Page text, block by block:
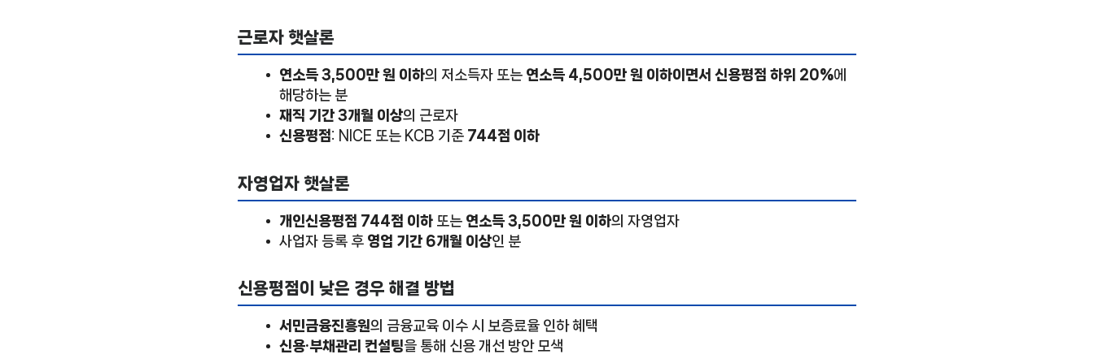
근로자 햇살론
연소득 3,500만 원 이하의 저소득자 또는 연소득 4,500만 원 이하이면서 신용평점 하위 20%에
해당하는 분
재직 기간 3개월 이상의 근로자
신용평점: NICE 또는 KCB 기준 744점 이하
자영업자 햇살론
개인신용평점 744점 이하 또는 연소득 3,500만 원 이하의 자영업자
사업자 등록 후 영업 기간 6개월 이상인 분
신용평점이 낮은 경우 해결 방법
서민금융진흥원의 금융교육 이수 시 보증료율 인하 혜택
신용·부채관리 컨설팅을 통해 신용 개선 방안 모색